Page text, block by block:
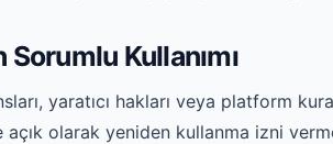
Kullanımı
yaratıcı hakları veya platform
açık olarak yeniden kullanma izni